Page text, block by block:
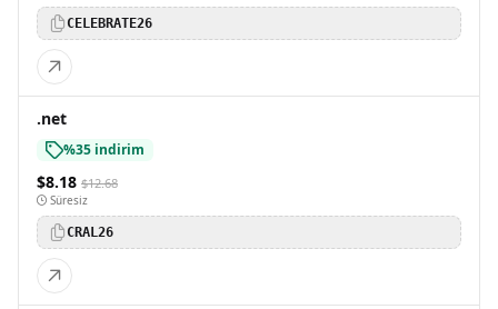
CELEBRATE26
.net
%35 indirim
$8.18 $12.68
Süresiz
CRAL26